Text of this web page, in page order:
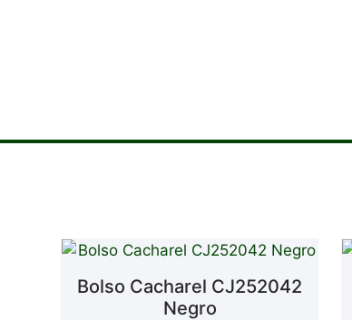
Bolso Cacharel CJ252042
Negro